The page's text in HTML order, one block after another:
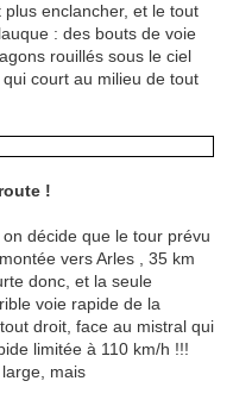
enclancher, et le tout
: des bouts de voie
rouillés sous le ciel
court au milieu de tout
!
décide que le tour prévu
vers Arles , 35 km
donc, et la seule
voie rapide de la
droit, face au mistral qui
limitée à 110 km/h !!!
mais